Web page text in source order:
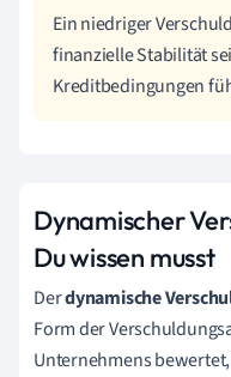
Ein niedriger
finanzielle Stabilität
Kreditbedingungen
Dynamischer
Du wissen musst
Derdynamische
Form der
Unternehmens